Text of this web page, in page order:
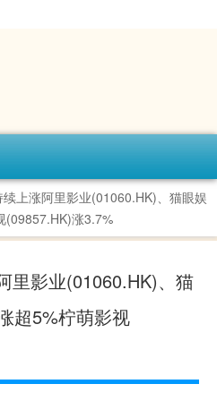
上涨阿里影业(01060.HK)、猫眼娱
(09857.HK)涨3.7%
里影业(01060.HK)、猫
超5%柠萌影视